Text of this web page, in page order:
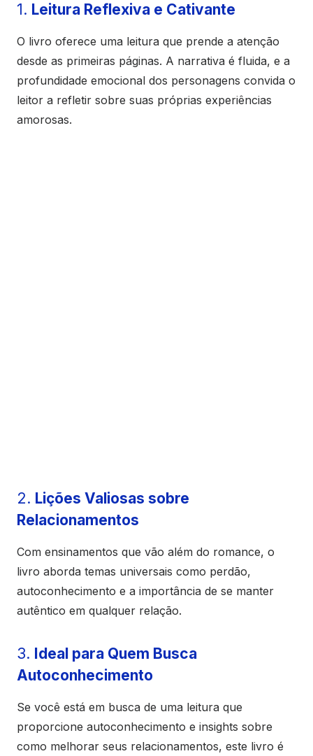
1. Leitura Reflexiva e Cativante
O livro oferece uma leitura que prende a atenção
desde as primeiras páginas. A narrativa é fluida, e a
profundidade emocional dos personagens convida o
leitor a refletir sobre suas próprias experiências
amorosas.
2. Lições Valiosas sobre
Relacionamentos
Com ensinamentos que vão além do romance, o
livro aborda temas universais como perdão,
autoconhecimento e a importância de se manter
autêntico em qualquer relação.
3. Ideal para Quem Busca
Autoconhecimento
Se você está em busca de uma leitura que
proporcione autoconhecimento e insights sobre
como melhorar seus relacionamentos, este livro é